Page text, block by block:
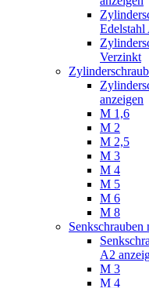
Edelstahl
Verzinkt
anzeigen
M 1,6
M 2
M 2,5
M 3
M 4
M 5
M 6
M 8
A2
M 3
M 4